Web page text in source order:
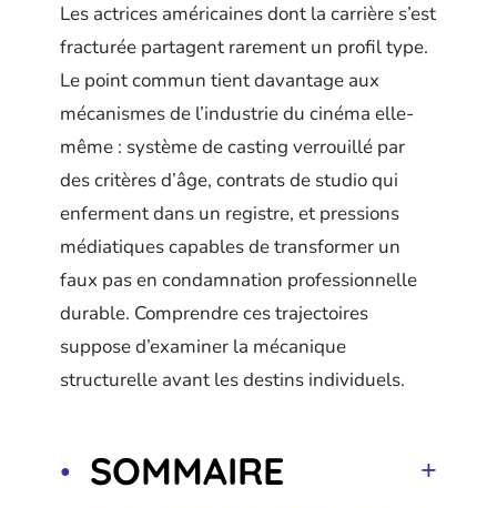
Les actrices américaines dont la carrière s’est
fracturée partagent rarement un profil type.
Le point commun tient davantage aux
mécanismes de l’industrie du cinéma elle-
même : système de casting verrouillé par
des critères d’âge, contrats de studio qui
enferment dans un registre, et pressions
médiatiques capables de transformer un
faux pas en condamnation professionnelle
durable. Comprendre ces trajectoires
suppose d’examiner la mécanique
structurelle avant les destins individuels.
SOMMAIRE